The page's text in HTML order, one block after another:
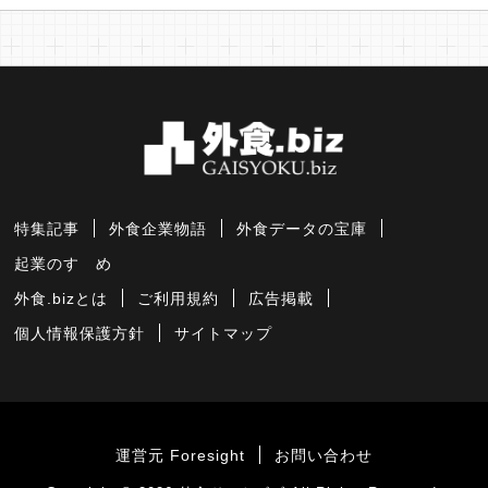
特集記事 外食企業物語 外食データの宝庫
起業のすゝめ
外食.bizとは ご利用規約 広告掲載
個人情報保護方針 サイトマップ
運営元 Foresight お問い合わせ